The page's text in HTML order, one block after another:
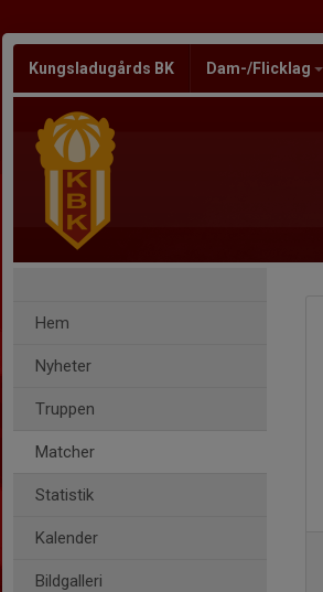
Kungsladugårds BK Dam-/Flicklag
Hem
Nyheter
Truppen
Matcher
Statistik
Kalender
Bildgalleri